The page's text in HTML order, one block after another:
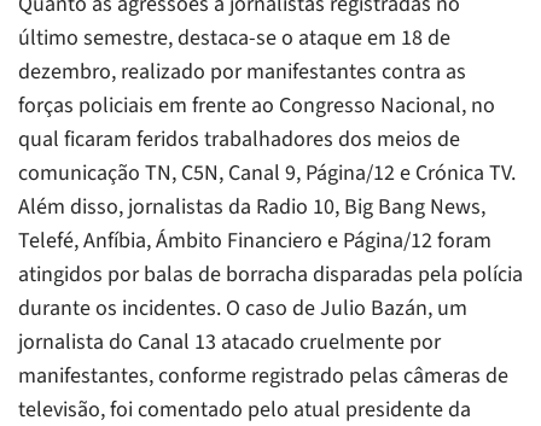
último semestre, destaca-se o ataque em 18 de
dezembro, realizado por manifestantes contra as
forças policiais em frente ao Congresso Nacional, no
qual ficaram feridos trabalhadores dos meios de
comunicação TN, C5N, Canal 9, Página/12 e Crónica TV.
Além disso, jornalistas da Radio 10, Big Bang News,
Telefé, Anfíbia, Ámbito Financiero e Página/12 foram
atingidos por balas de borracha disparadas pela polícia
durante os incidentes. O caso de Julio Bazán, um
jornalista do Canal 13 atacado cruelmente por
manifestantes, conforme registrado pelas câmeras de
televisão, foi comentado pelo atual presidente da